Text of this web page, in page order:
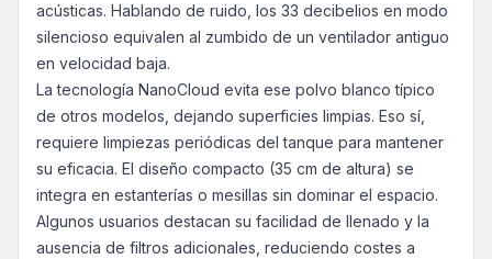
acústicas. Hablando de ruido, los 33 decibelios en modo
silencioso equivalen al zumbido de un ventilador antiguo
en velocidad baja.
La tecnología NanoCloud evita ese polvo blanco típico
de otros modelos, dejando superficies limpias. Eso sí,
requiere limpiezas periódicas del tanque para mantener
su eficacia. El diseño compacto (35 cm de altura) se
integra en estanterías o mesillas sin dominar el espacio.
Algunos usuarios destacan su facilidad de llenado y la
ausencia de filtros adicionales, reduciendo costes a